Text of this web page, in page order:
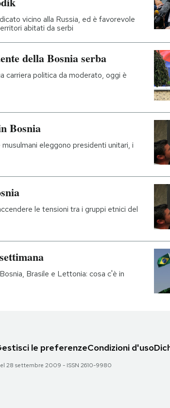
vicino alla Russia, ed è favorevole
abitati da serbi
della Bosnia serba
carriera politica da moderato, oggi è
Bosnia
eleggono presidenti unitari, i
le tensioni tra i gruppi etnici del
Brasile e Lettonia: cosa c'è in
le preferenzeCondizioni d'uso
28 settembre 2009 - ISSN 2610-9980